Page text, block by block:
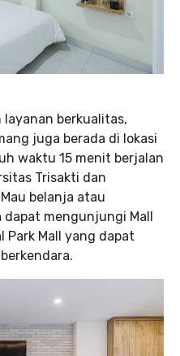
layanan berkualitas,
juga berada di lokasi
waktu 15 menit berjalan
Trisakti dan
belanja atau
dapat mengunjungi Mall
Park Mall yang dapat